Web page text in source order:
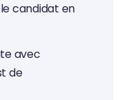
candidat en
avec
de